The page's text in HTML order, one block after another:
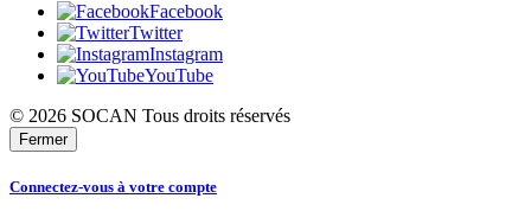
Facebook
Twitter
Instagram
YouTube
© 2026 SOCAN Tous droits réservés
Fermer
Connectez-vous à votre compte